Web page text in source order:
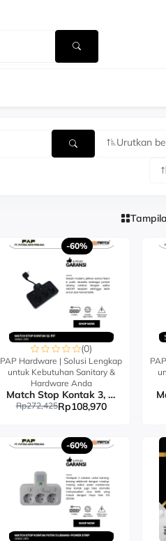
Urutkan
-60%
(0)
PAP Hardware | Solusi Lengkap
untuk Kebutuhan Sanitary &
Hardware Anda
Match Stop Kontak 3, 4, 5 Lubang QL
Rp272,425Rp108,970
-60%